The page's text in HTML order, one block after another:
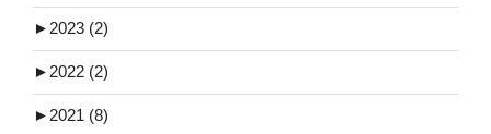
► 2023 (2)
► 2022 (2)
► 2021 (8)